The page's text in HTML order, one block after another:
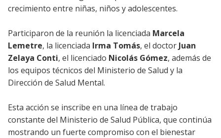
crecimiento entre niñas, niños y adolescentes.
Participaron de la reunión la licenciada Marcela
Lemetre, la licenciada Irma Tomás, el doctor Juan
Zelaya Conti, el licenciado Nicolás Gómez, además de
los equipos técnicos del Ministerio de Salud y la
Dirección de Salud Mental.
Esta acción se inscribe en una línea de trabajo
constante del Ministerio de Salud Pública, que continúa
mostrando un fuerte compromiso con el bienestar